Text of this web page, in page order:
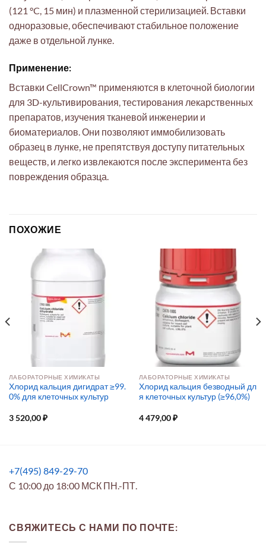
(121 °C, 15 мин) и плазменной стерилизацией. Вставки
одноразовые, обеспечивают стабильное положение
даже в отдельной лунке.
Применение:
Вставки CellCrown™ применяются в клеточной биологии
для 3D-культивирования, тестирования лекарственных
препаратов, изучения тканевой инженерии и
биоматериалов. Они позволяют иммобилизовать
образец в лунке, не препятствуя доступу питательных
веществ, и легко извлекаются после эксперимента без
повреждения образца.
ПОХОЖИЕ
ЛАБОРАТОРНЫЕ ХИМИКАТЫ
Хлорид кальция дигидрат ≥99.
0% для клеточных культур
3 520,00₽
ЛАБОРАТОРНЫЕ ХИМИКАТЫ
Хлорид кальция безводный дл
я клеточных культур (≥96,0%)
4 479,00₽
+7(495) 849-29-70
С 10:00 до 18:00 МСК ПН.-ПТ.
СВЯЖИТЕСЬ С НАМИ ПО ПОЧТЕ: